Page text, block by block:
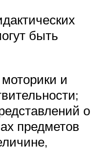
быть
и
о
предметов